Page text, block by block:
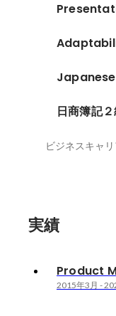
Japanese
日商簿記
実績
Product
2015年3月 -